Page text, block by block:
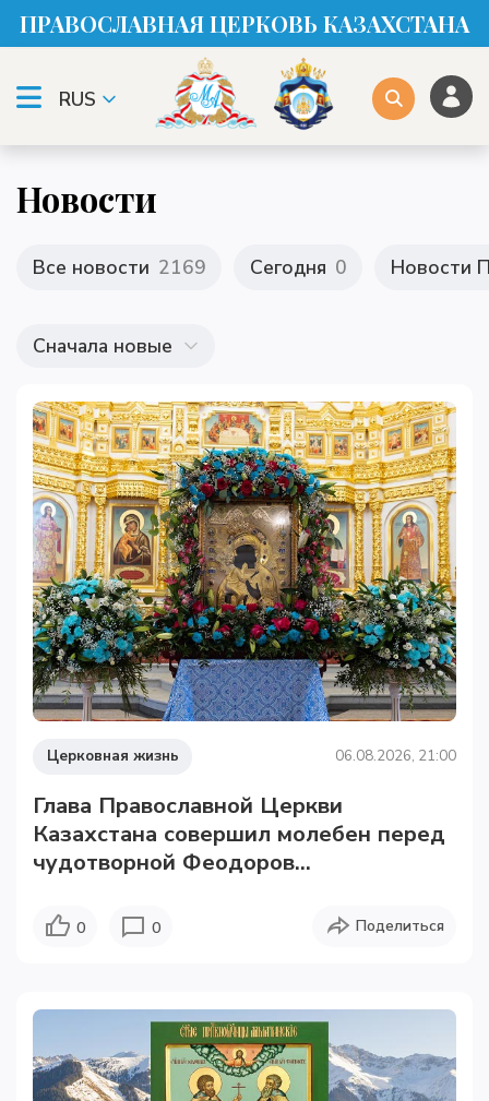
ПРАВОСЛАВНАЯ ЦЕРКОВЬ КАЗАХСТАНА
RUS
Новости
Все новости 2169 Сегодня 0 Новости
Сначала новые
Церковная жизнь 06.08.2026, 21:00
Глава Православной Церкви
Казахстана совершил молебен перед
чудотворной Феодоров...
0 0 Поделиться